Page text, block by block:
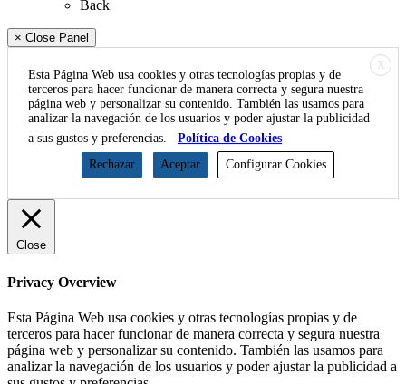
Back
× Close Panel
X
Esta Página Web usa cookies y otras tecnologías propias y de
terceros para hacer funcionar de manera correcta y segura nuestra
página web y personalizar su contenido. También las usamos para
analizar la navegación de los usuarios y poder ajustar la publicidad
a sus gustos y preferencias.
Política de Cookies
Rechazar
Aceptar Configurar Cookies
Close
Privacy Overview
Esta Página Web usa cookies y otras tecnologías propias y de
terceros para hacer funcionar de manera correcta y segura nuestra
página web y personalizar su contenido. También las usamos para
analizar la navegación de los usuarios y poder ajustar la publicidad a